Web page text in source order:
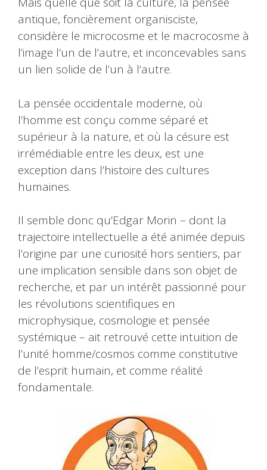
antique, foncièrement organisciste,
considère le microcosme et le macrocosme à
l’image l’un de l’autre, et inconcevables sans
un lien solide de l’un à l’autre.
La pensée occidentale moderne, où
l’homme est conçu comme séparé et
supérieur à la nature, et où la césure est
irrémédiable entre les deux, est une
exception dans l’histoire des cultures
humaines.
Il semble donc qu’Edgar Morin – dont la
trajectoire intellectuelle a été animée depuis
l’origine par une curiosité hors sentiers, par
une implication sensible dans son objet de
recherche, et par un intérêt passionné pour
les révolutions scientifiques en
microphysique, cosmologie et pensée
systémique – ait retrouvé cette intuition de
l’unité homme/cosmos comme constitutive
de l’esprit humain, et comme réalité
fondamentale.